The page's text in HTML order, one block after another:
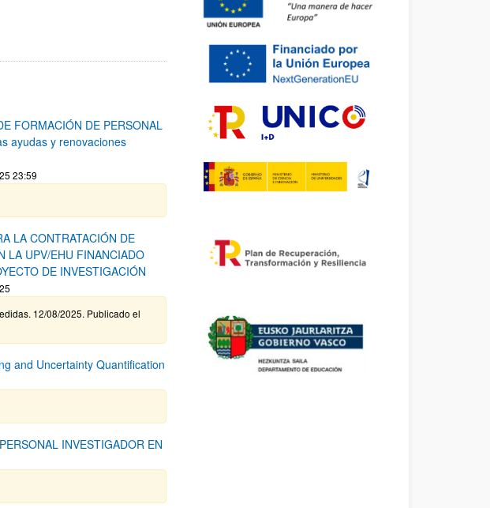
FORMACIÓN DE PERSONAL
ayudas y renovaciones
23:59
LA CONTRATACIÓN DE
LA UPV/EHU FINANCIADO
DE INVESTIGACIÓN
12/08/2025. Publicado el
and Uncertainty Quantification
INVESTIGADOR EN